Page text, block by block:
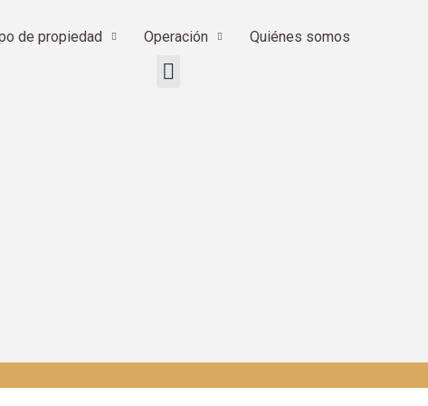
de propiedad Operación Quiénes somos